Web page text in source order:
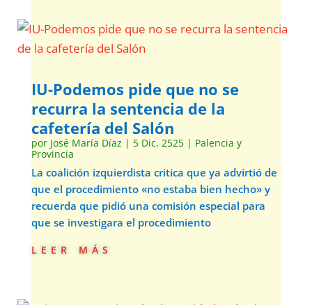
IU-Podemos pide que no se
recurra la sentencia de la
cafetería del Salón
por José María Díaz | 5 Dic, 2525| Palencia y
Provincia
La coalición izquierdista critica que ya advirtió de
que el procedimiento «no estaba bien hecho» y
recuerda que pidió una comisión especial para
que se investigara el procedimiento
leer más